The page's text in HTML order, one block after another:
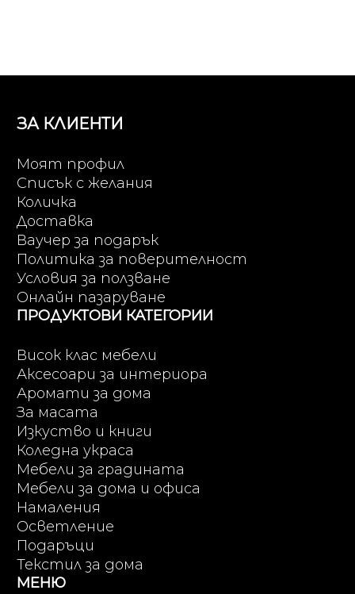
ЗА КЛИЕНТИ
Моят профил
Списък с желания
Количка
Доставка
Ваучер за подарък
Политика за поверителност
Условия за ползване
Онлайн пазаруване
ПРОДУКТОВИ КАТЕГОРИИ
Висок клас мебели
Аксесоари за интериора
Аромати за дома
За масата
Изкуство и книги
Коледна украса
Мебели за градината
Мебели за дома и офиса
Намаления
Осветление
Подаръци
Текстил за дома
МЕНЮ